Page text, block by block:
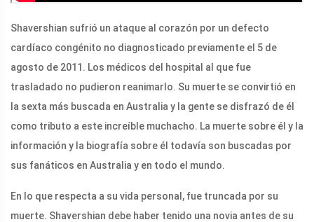
Shavershian sufrió un ataque al corazón por un defecto
cardíaco congénito no diagnosticado previamente el 5 de
agosto de 2011. Los médicos del hospital al que fue
trasladado no pudieron reanimarlo. Su muerte se convirtió en
la sexta más buscada en Australia y la gente se disfrazó de él
como tributo a este increíble muchacho. La muerte sobre él y la
información y la biografía sobre él todavía son buscadas por
sus fanáticos en Australia y en todo el mundo.
En lo que respecta a su vida personal, fue truncada por su
muerte. Shavershian debe haber tenido una novia antes de su